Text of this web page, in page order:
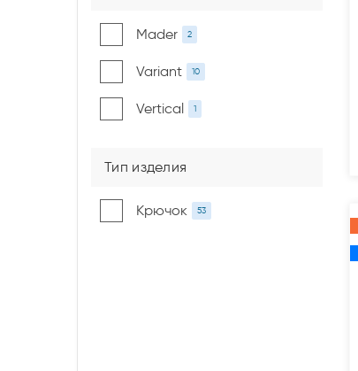
Mader 2
Variant 10
Vertical 1
Тип изделия
Крючок 53